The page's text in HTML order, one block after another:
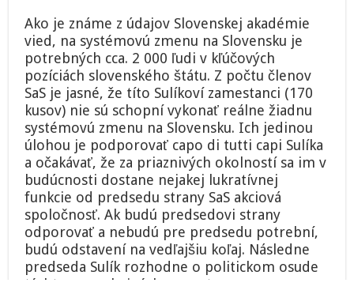
Ako je známe z údajov Slovenskej akadémie
vied, na systémovú zmenu na Slovensku je
potrebných cca. 2 000 ľudi v kľúčových
pozíciách slovenského štátu. Z počtu členov
SaS je jasné, že títo Sulíkoví zamestanci (170
kusov) nie sú schopní vykonať reálne žiadnu
systémovú zmenu na Slovensku. Ich jedinou
úlohou je podporovať capo di tutti capi Sulíka
a očakávať, že za priaznivých okolností sa im v
budúcnosti dostane nejakej lukratívnej
funkcie od predsedu strany SaS akciová
spoločnosť. Ak budú predsedovi strany
odporovať a nebudú pre predsedu potrební,
budú odstavení na vedľajšiu koľaj. Následne
predseda Sulík rozhodne o politickom osude
týchto nespokojných zamestnancov.